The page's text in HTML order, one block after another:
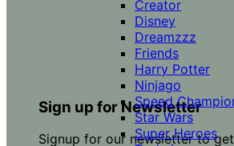
Sign up for Newsletter
Signup for our newsletter to
Creator
Disney
Dreamzzz
Friends
Harry Potter
Ninjago
Speed
Star Wars
Super Heroes